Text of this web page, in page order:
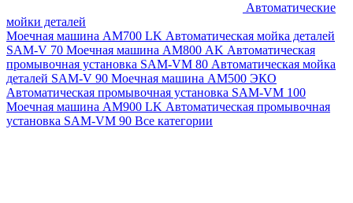
Автоматические
мойки деталей
Моечная машина AM700 LK Автоматическая мойка деталей
SAM-V 70 Моечная машина АМ800 AK Автоматическая
промывочная установка SAM-VM 80 Автоматическая мойка
деталей SAM-V 90 Моечная машина АМ500 ЭКО
Автоматическая промывочная установка SAM-VM 100
Моечная машина AM900 LK Автоматическая промывочная
установка SAM-VM 90 Все категории